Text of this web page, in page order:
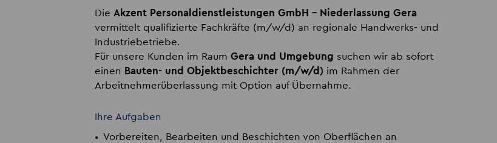
Die Akzent Personaldienstleistungen GmbH – Niederlassung Gera
vermittelt qualifizierte Fachkräfte (m/w/d) an regionale Handwerks- und
Industriebetriebe.
Für unsere Kunden im Raum Gera und Umgebung suchen wir ab sofort
einen Bauten- und Objektbeschichter (m/w/d) im Rahmen der
Arbeitnehmerüberlassung mit Option auf Übernahme.
Ihre Aufgaben
Vorbereiten, Bearbeiten und Beschichten von Oberflächen an